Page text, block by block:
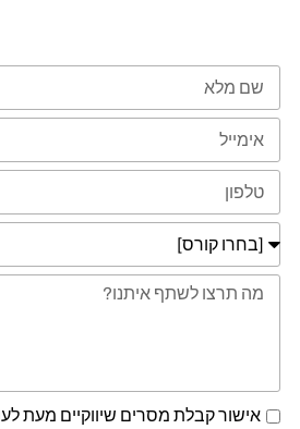
אישור קבלת מסרים שיווקיים מעת לעת